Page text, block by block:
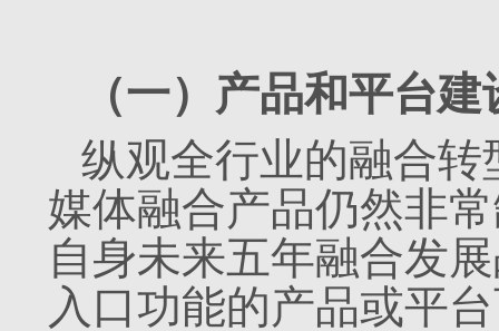
（一）产品和平台
纵观全行业的融合
媒体融合产品仍然非
自身未来五年融合发
入口功能的产品或平